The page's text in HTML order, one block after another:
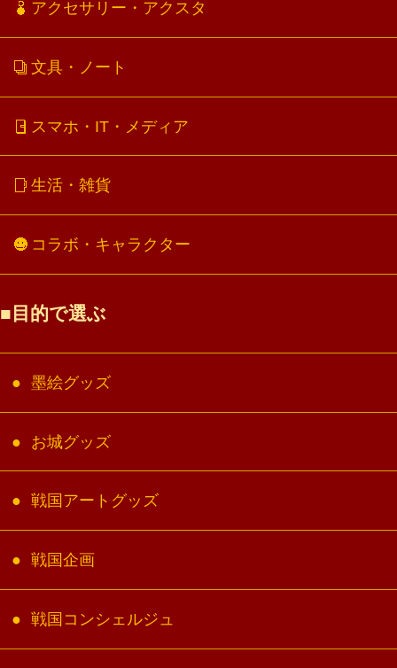
アクセサリー・アクスタ
文具・ノート
スマホ・IT・メディア
生活・雑貨
コラボ・キャラクター
目的で選ぶ
墨絵グッズ
お城グッズ
戦国アートグッズ
戦国企画
戦国コンシェルジュ